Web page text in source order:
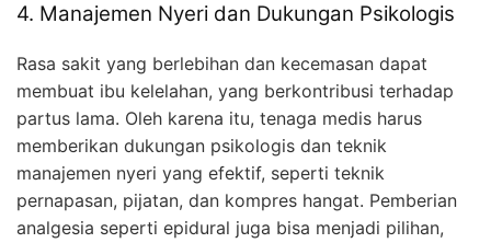
4. Manajemen Nyeri dan Dukungan Psikologis
Rasa sakit yang berlebihan dan kecemasan dapat
membuat ibu kelelahan, yang berkontribusi terhadap
partus lama. Oleh karena itu, tenaga medis harus
memberikan dukungan psikologis dan teknik
manajemen nyeri yang efektif, seperti teknik
pernapasan, pijatan, dan kompres hangat. Pemberian
analgesia seperti epidural juga bisa menjadi pilihan,